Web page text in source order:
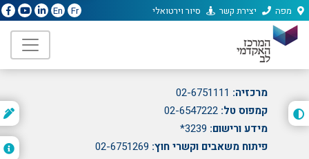
מפה יצירת קשר סיור וירטואלי Fr
En
המרכז האקדמי לב
הועד הלאומי 21, גבעת מרדכי, ירושלים
מרכזיה: 02-6751111
קמפוס טל: 02-6547222
מידע ורישום: 3239*
פיתוח משאבים וקשרי חוץ: 02-6751269